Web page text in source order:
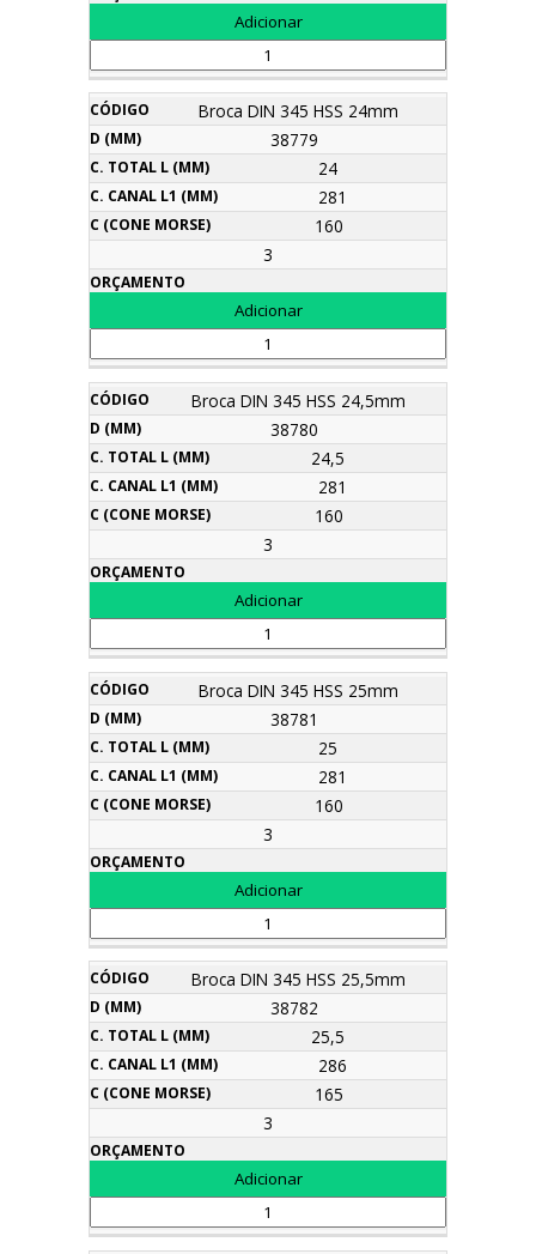
Broca DIN 345 HSS 24mm
38779
24
281
160
3
Broca DIN 345 HSS 24,5mm
38780
24,5
281
160
3
Broca DIN 345 HSS 25mm
38781
25
281
160
3
Broca DIN 345 HSS 25,5mm
38782
25,5
286
165
3